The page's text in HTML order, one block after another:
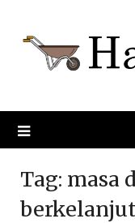
content
Tag: masa